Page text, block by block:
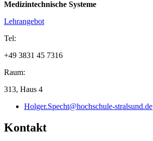
Medizintechnische Systeme
Lehrangebot
Tel:
+49 3831 45 7316
Raum:
313, Haus 4
Holger.Specht@hochschule-stralsund.de
Kon­takt